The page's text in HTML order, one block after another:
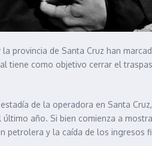
provincia de Santa Cruz han
tiene como objetivo cerrar el
de la operadora en Santa
año. Si bien comienza a
petrolera y la caída de los ingresos